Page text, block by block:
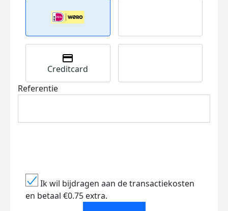
Creditcard
Referentie
Ik wil bijdragen aan de transactiekosten
en betaal €0.75 extra.